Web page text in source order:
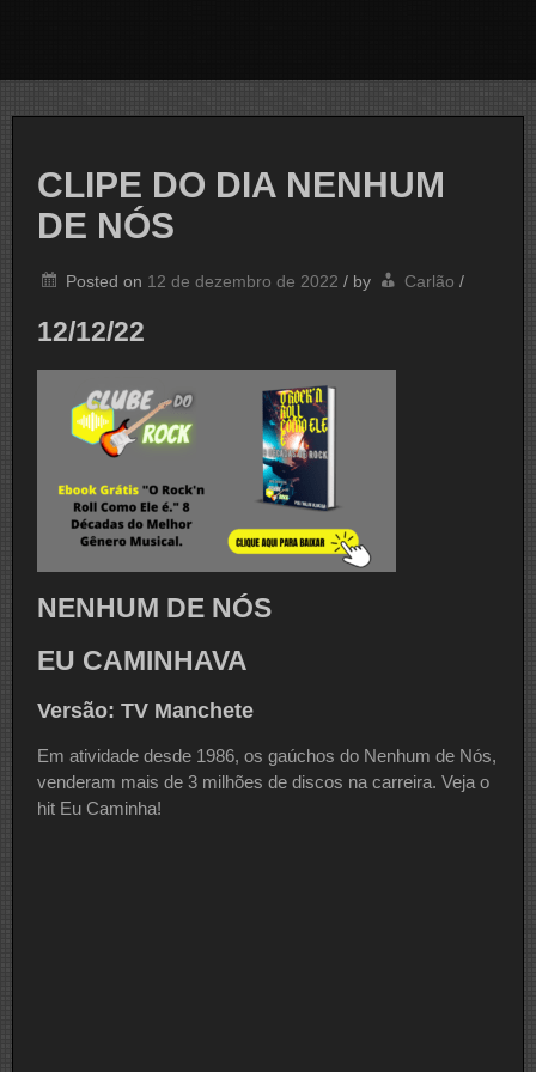
CLIPE DO DIA NENHUM
DE NÓS
Posted on 12 de dezembro de 2022 / by Carlão /
12/12/22
NENHUM DE NÓS
EU CAMINHAVA
Versão: TV Manchete
Em atividade desde 1986, os gaúchos do Nenhum de Nós,
venderam mais de 3 milhões de discos na carreira. Veja o
hit Eu Caminha!